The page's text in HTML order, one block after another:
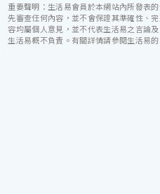
重要聲明：生活易會員於本網站內所發表
先審查任何內容，並不會保證其準確性、
容均屬個人意見，並不代表生活易之言論
生活易概不負責。有關詳情請參閱生活易的